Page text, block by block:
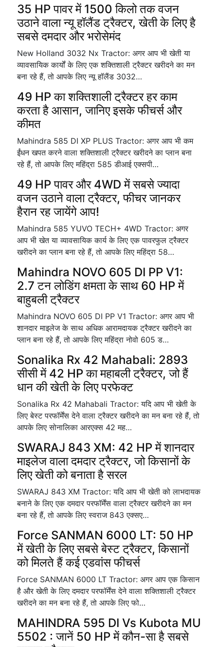
35 HP पावर में 1500 किलो तक वजन
उठाने वाला न्यू हॉलैंड ट्रैक्टर, खेती के लिए है
सबसे दमदार और भरोसेमंद
New Holland 3032 Nx Tractor: अगर आप भी खेती या
व्यावसायिक कार्यों के लिए एक शक्तिशाली ट्रैक्टर खरीदने का मन
बना रहे हैं, तो आपके लिए न्यू हॉलैंड 3032…
49 HP का शक्तिशाली ट्रैक्टर हर काम
करता है आसान, जानिए इसके फीचर्स और
कीमत
Mahindra 585 DI XP PLUS Tractor: अगर आप भी कम
ईंधन खपत करने वाला शक्तिशाली ट्रैक्टर खरीदने का प्लान बना
रहे हैं, तो आपके लिए महिंद्रा 585 डीआई एक्सपी…
49 HP पावर और 4WD में सबसे ज्यादा
वजन उठाने वाला ट्रैक्टर, फीचर जानकर
हैरान रह जायेंगे आप!
Mahindra 585 YUVO TECH+ 4WD Tractor: अगर
आप भी खेत या व्यावसायिक कार्य के लिए एक पावरफुल ट्रैक्टर
खरीदने का प्लान बना रहे हैं, तो आपके लिए महिंद्रा 58…
Mahindra NOVO 605 DI PP V1:
2.7 टन लोडिंग क्षमता के साथ 60 HP में
बाहुबली ट्रैक्टर
Mahindra NOVO 605 DI PP V1 Tractor: अगर आप भी
शानदार माइलेज के साथ अधिक आरामदायक ट्रैक्टर खरीदने का
प्लान बना रहे हैं, तो आपके लिए महिंद्रा नोवो 605 ड…
Sonalika Rx 42 Mahabali: 2893
सीसी में 42 HP का महाबली ट्रैक्टर, जो हैं
धान की खेती के लिए परफेक्ट
Sonalika Rx 42 Mahabali Tractor: यदि आप भी खेती के
लिए बेस्ट परफॉर्मेंस देने वाला ट्रैक्टर खरीदने का मन बना रहे हैं, तो
आपके लिए सोनालिका आरएक्स 42 मह…
SWARAJ 843 XM: 42 HP में शानदार
माइलेज वाला दमदार ट्रैक्टर, जो किसानों के
लिए खेती को बनाता है सरल
SWARAJ 843 XM Tractor: यदि आप भी खेती को लाभदायक
बनाने के लिए एक दमदार परफॉर्मेंस वाला ट्रैक्टर खरीदने का मन
बना रहे हैं, तो आपके लिए स्वराज 843 एक्सए…
Force SANMAN 6000 LT: 50 HP
में खेती के लिए सबसे बेस्ट ट्रैक्टर, किसानों
को मिलते हैं कई एडवांस फीचर्स
Force SANMAN 6000 LT Tractor: अगर आप एक किसान
है और खेती के लिए दमदार परफॉर्मेंस देने वाला शक्तिशाली ट्रैक्टर
खरीदने का मन बना रहे हैं, तो आपके लिए फो…
MAHINDRA 595 DI Vs Kubota MU
5502 : जानें 50 HP में कौन-सा है सबसे